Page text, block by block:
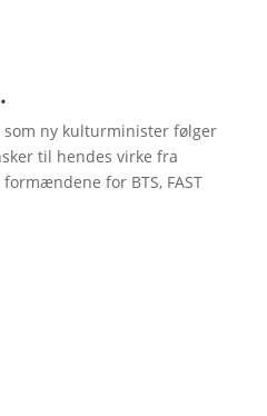
som ny kulturminister følger
til hendes virke fra
for BTS, FAST